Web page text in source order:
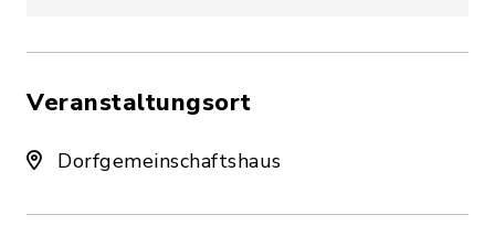
Veranstaltungsort
Dorfgemeinschaftshaus